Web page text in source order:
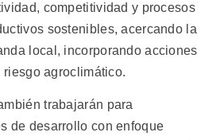
competitividad y procesos
sostenibles, acercando la
local, incorporando acciones
agroclimático.
trabajarán para
de desarrollo con enfoque